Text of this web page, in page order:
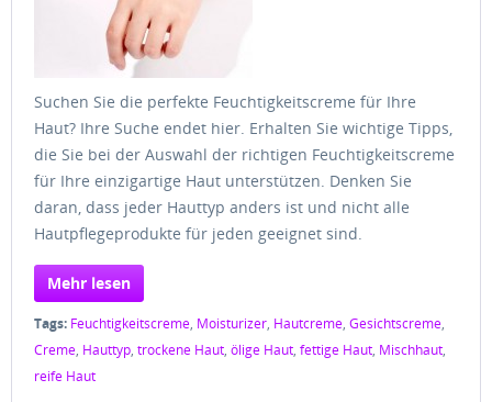
Suchen Sie die perfekte Feuchtigkeitscreme für Ihre
Haut? Ihre Suche endet hier. Erhalten Sie wichtige Tipps,
die Sie bei der Auswahl der richtigen Feuchtigkeitscreme
für Ihre einzigartige Haut unterstützen. Denken Sie
daran, dass jeder Hauttyp anders ist und nicht alle
Hautpflegeprodukte für jeden geeignet sind.
Mehr lesen
Tags: Feuchtigkeitscreme, Moisturizer, Hautcreme, Gesichtscreme,
Creme, Hauttyp, trockene Haut, ölige Haut, fettige Haut, Mischhaut,
reife Haut